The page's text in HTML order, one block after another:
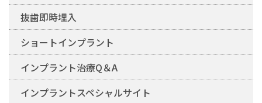
抜歯即時埋入
ショートインプラント
インプラント治療Q＆A
インプラントスペシャルサイト